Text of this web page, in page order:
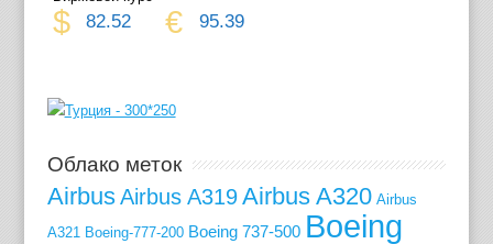
$ 82.52 € 95.39
Облако меток
Airbus Airbus A319 Airbus A320 Airbus
A321 Boeing-777-200 Boeing 737-500 Boeing